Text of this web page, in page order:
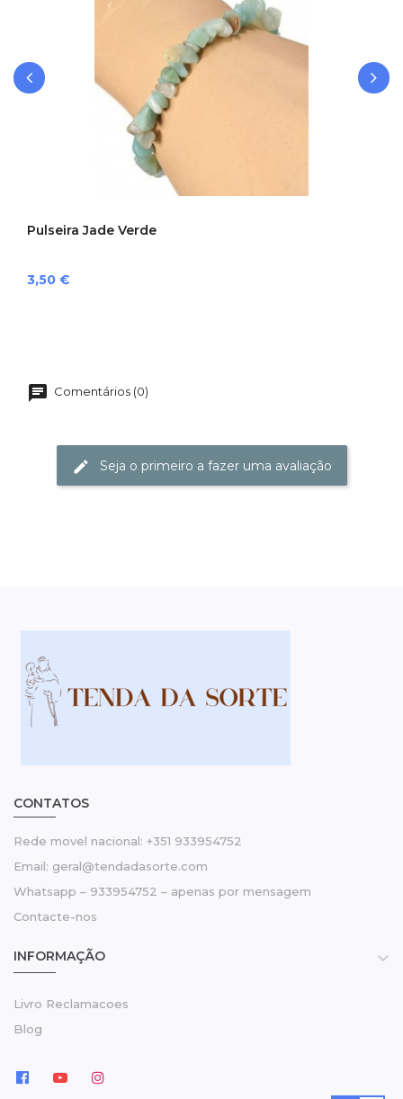
Pulseira Jade Verde
Preço
3,50 €
Comentários (0)
Seja o primeiro a fazer uma avaliação
CONTATOS
Rede movel nacional: +351 933954752
Email: geral@tendadasorte.com
Whatsapp – 933954752 – apenas por mensagem
Contacte-nos
INFORMAÇÃO 
Livro Reclamacoes
Blog